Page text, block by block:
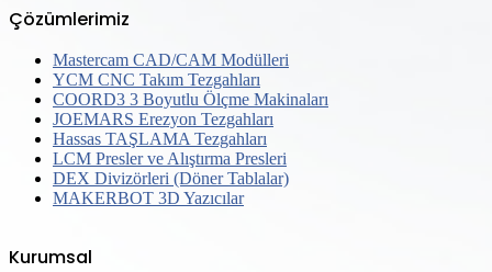
Çözümlerimiz
Mastercam CAD/CAM Modülleri
YCM CNC Takım Tezgahları
COORD3 3 Boyutlu Ölçme Makinaları
JOEMARS Erezyon Tezgahları
Hassas TAŞLAMA Tezgahları
LCM Presler ve Alıştırma Presleri
DEX Divizörleri (Döner Tablalar)
MAKERBOT 3D Yazıcılar
Kurumsal